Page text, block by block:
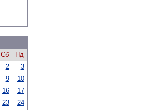
Сб
Нд
2
3
9
10
16
17
23
24